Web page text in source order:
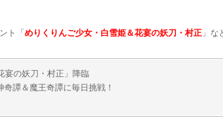
ト「 めりくりんご少女・白雪姫＆花宴の妖刀・村正」な
宴の妖刀・村正」降臨
奇譚＆魔王奇譚に毎日挑戦！